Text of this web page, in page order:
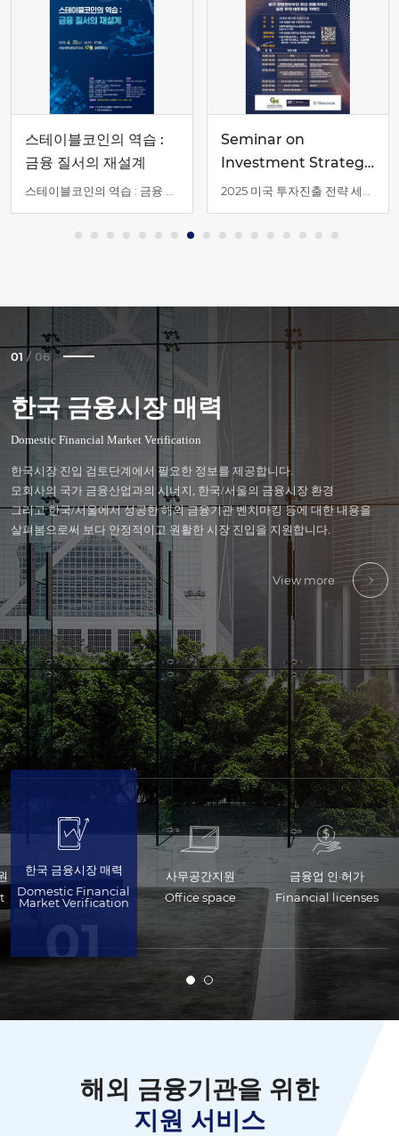
스테이블코인의 역습 :
금융 질서의 재설계
스테이블코인의 역습 : 금융 질서의 재설계
Seminar on
Investment Strategy
in the U.S 2025
2025 미국 투자진출 전략 세미나
한국 금융시장 매력
Domestic Financial Market Verification
한국시장 진입 검토단계에서 필요한 정보를 제공합니다.
모회사의 국가 금융산업과의 시너지, 한국/서울의 금융시장 환경
그리고 한국/서울에서 성공한 해외 금융기관 벤치마킹 등에 대한 내용을
살펴봄으로써 보다 안정적이고 원활한 시장 진입을 지원합니다.
View more
사무공간 지원
Office space
한국시장 진입 의사결정단계에서 필요한 정보를 제공합니다.
금융업무를 위한 사무공간에 대한 내용을 다루고 있습니다.
구체적으로는 인력투입 검토를 위한 공간, 인허가 신청을 위한 임시사무소,
국내 금융기관과의 원활하게 네트워킹 할 수 있는 장소에 대한 내용을
확인해보실 수 있습니다.
View more
금융업 인·허가
Financial licenses
한국시장 진입 의사결정단계에서 필요한 정보를 제공합니다.
한국에서의 금융업을 영위하기위한 내용을 주로 살펴볼 수 있습니다.
구체적으로는 각 금융업종별 인허가 진행 단계, 컴플라이언스· 내부통제,
서버 등 인프라 구축, 인허가 진행과 관련된 외주업체 선정리스트 등을
다루고 있습니다.
View more
인력채용 및 규제
Recruitments
한국 법인설립 이후, 조기안정화를 위한 정보를 제공합니다.
한국시장의 인력채용 및 노무 관련 법령, 제도 등을 다루고 있습니다.
구체적으로는 한국지사 및 자회사 책임자 채용, 중간관리자 인력 채용 및
근로계약, 외국인 채용관련 비자 등에 대한 내용을 확인해 보실 수
있습니다.
View more
세금/회계 정산
Tax/Accounting
한국 법인설립 이후, 조기안정화를 위한 정보를 제공합니다.
세무, 재무, 감사와 관련된 내용을 주로 다루고 있습니다.
구체적으로는 금융기준/회계감사 제도, 조세·재무 ·회계기준, 내부통제,
외국인 회계/세무 상담채널 등에 대한 내용을 전반적으로 살펴볼 수
있습니다.
View more
외국인 임직원 정주지원
Settlement support
한국 법인설립 이후, 조기안정화를 위한 정보를 제공합니다.
한국법인 소속의 임직원이 한국/서울에서 안정적인 생활을 이어나갈 수
있도록,
대사관/영사관, 외국인 학교, 호텔/숙소, 병원, 교통, 식사 등 생활과 관련한
다양한 정보를 제공합니다.
View more
한국 금융시장 매력
Domestic Financial
Market Verification
01
사무공간지원
Office space
금융업 인·허가
Financial licenses
01 / 06
해외 금융기관을 위한
지원 서비스